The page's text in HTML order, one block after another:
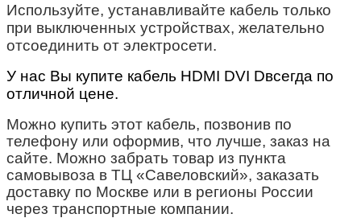
Используйте, устанавливайте кабель только
при выключенных устройствах, желательно
отсоединить от электросети.
У нас Вы купите кабель HDMI DVI Dвсегда по
отличной цене.
Можно купить этот кабель, позвонив по
телефону или оформив, что лучше, заказ на
сайте. Можно забрать товар из пункта
самовывоза в ТЦ «Савеловский», заказать
доставку по Москве или в регионы России
через транспортные компании.